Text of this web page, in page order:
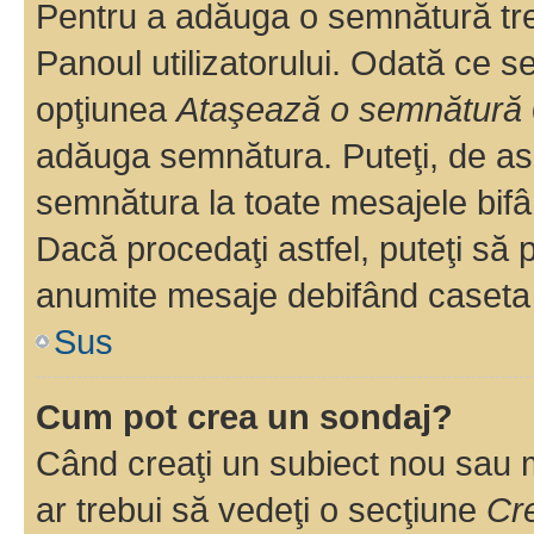
Pentru a adăuga o semnătură
Panoul utilizatorului. Odată ce
opţiunea Ataşează o semnătură
adăuga semnătura. Puteţi, de
semnătura la toate mesajele
Dacă procedaţi astfel, puteţi să
anumite mesaje debifând
Sus
Cum pot crea un sondaj?
Când creaţi un subiect nou sau
ar trebui să vedeţi o secţiune